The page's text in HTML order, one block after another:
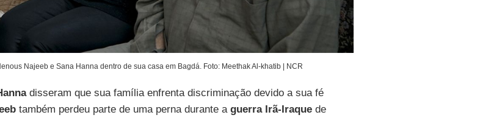
Najeeb e Sana Hanna dentro de sua casa em Bagdá. Foto: Meethak Al-khatib | NCR
disseram que sua família enfrenta discriminação devido a sua fé
também perdeu parte de uma perna durante a guerra Irã-Iraquede